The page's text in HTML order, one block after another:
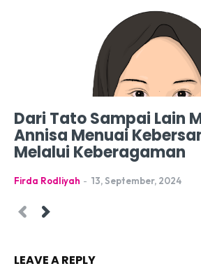
Dari Tato Sampai Lain
Annisa Menuai
Melalui Keberagaman
Firda Rodliyah - 13, September, 2024
LEAVE A REPLY